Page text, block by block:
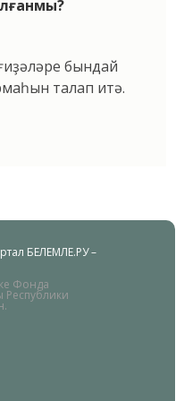
бындай
талап итә.
БЕЛЕМЛЕ.РУ –
Фонда
Республики